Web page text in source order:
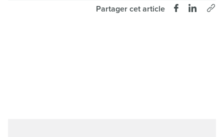
Partager cet article